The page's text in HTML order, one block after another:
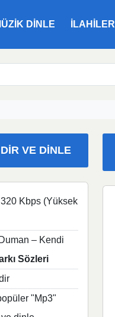
DINLE ILAHILER
VE DINLE
320 Kbps (Yüksek
– Kendi
Sözleri
"Mp3"